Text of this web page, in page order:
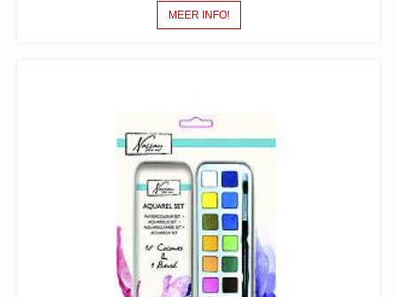
MEER INFO!